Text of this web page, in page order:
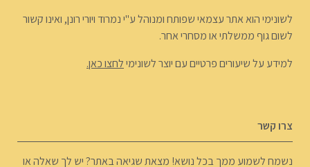
לשונימי הוא אתר עצמאי שפותח ומנוהל ע"י נמרוד ויורי רונן, ואינו קשור
לשום גוף ממשלתי או מסחרי אחר.
למידע על שיעורים פרטיים עם יוצר לשונימילחצו כאן.
צרו קשר
נשמח לשמוע ממך בכל נושא! מצאת שגיאה באתר? יש לך שאלה או